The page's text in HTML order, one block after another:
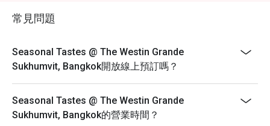
combines a stunning dining room
with food that delivers and service
早餐 6:00 - 10:30
晚餐 18:00 - 22:00
早午餐：12:00 - 15:00
泰式燒烤晚餐（無限點菜）：850++
國際午餐自助餐：1,350++
常見問題
Seasonal Tastes @ The Westin Grande
Sukhumvit, Bangkok開放線上預訂嗎？
Seasonal Tastes @ The Westin Grande
Sukhumvit, Bangkok的營業時間？